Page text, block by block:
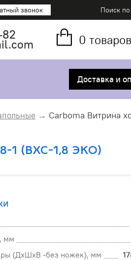
звонок
82 0
Доставка и
Carboma Витрина
1 (ВХС-1,8 ЭКО)
мм
(ДхШхВ -без ножек), мм